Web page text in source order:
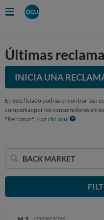
Últimas
INICIA UNA
En este listado podrás encontrar las
compañías por los consumidores a
"Reclamar". Haz clic aquí
Buscar
una
empresa